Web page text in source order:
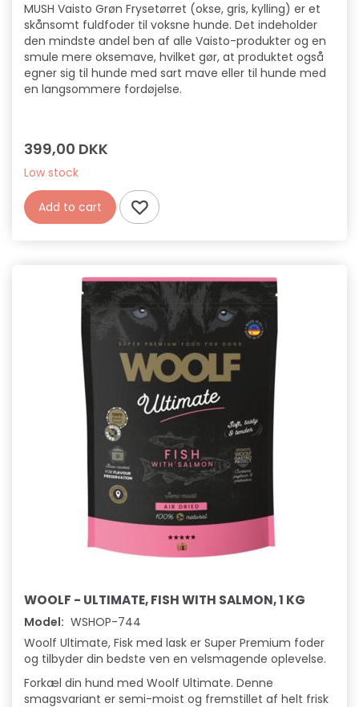
MUSH Vaisto Grøn Frysetørret (okse, gris, kylling) er et
skånsomt fuldfoder til voksne hunde. Det indeholder
den mindste andel ben af alle Vaisto-produkter og en
smule mere oksemave, hvilket gør, at produktet også
egner sig til hunde med sart mave eller til hunde med
en langsommere fordøjelse.
399,00 DKK
Low stock
Add to cart
WOOLF - ULTIMATE, FISH WITH SALMON, 1 KG
Model: WSHOP-744
Woolf Ultimate, Fisk med lask er Super Premium foder
og tilbyder din bedste ven en velsmagende oplevelse.
Forkæl din hund med Woolf Ultimate. Denne
smagsvariant er semi-moist og fremstillet af helt frisk